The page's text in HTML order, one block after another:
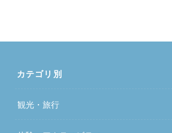
カテゴリ別
観光・旅行